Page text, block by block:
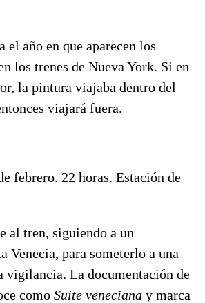
el año en que aparecen los
los trenes de Nueva York. Si en
la pintura viajaba dentro del
viajará fuera.
febrero. 22 horas. Estación de
al tren, siguiendo a un
Venecia, para someterlo a una
vigilancia. La documentación de
como Suite veneciana y marca